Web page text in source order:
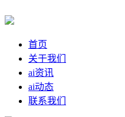
首页
关于我们
ai资讯
ai动态
联系我们